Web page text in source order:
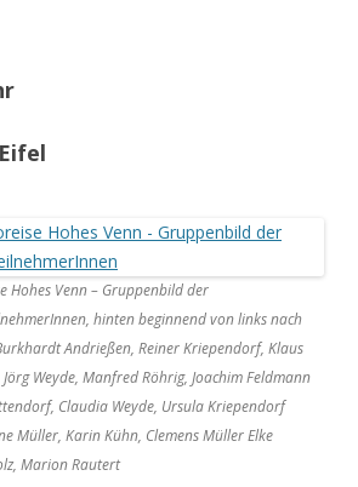
Hohes Venn – Gruppenbild der
hinten beginnend von links nach
Andrießen, Reiner Kriependorf, Klaus
Weyde, Manfred Röhrig, Joachim Feldmann
Claudia Weyde, Ursula Kriependorf
Müller, Karin Kühn, Clemens Müller Elke
Marion Rautert